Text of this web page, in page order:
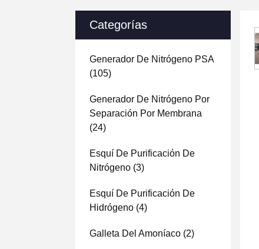
Categorías
Generador De Nitrógeno PSA
(105)
Generador De Nitrógeno Por
Separación Por Membrana
(24)
Esquí De Purificación De
Nitrógeno (3)
Esquí De Purificación De
Hidrógeno (4)
Galleta Del Amoníaco (2)